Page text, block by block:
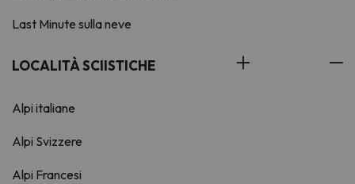
Last Minute sulla neve
LOCALITÀ SCIISTICHE
Alpi italiane
Alpi Svizzere
Alpi Francesi